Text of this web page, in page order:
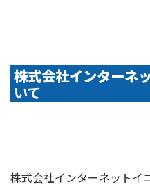
株式会社インターネ
いて
株式会社インターネットイ